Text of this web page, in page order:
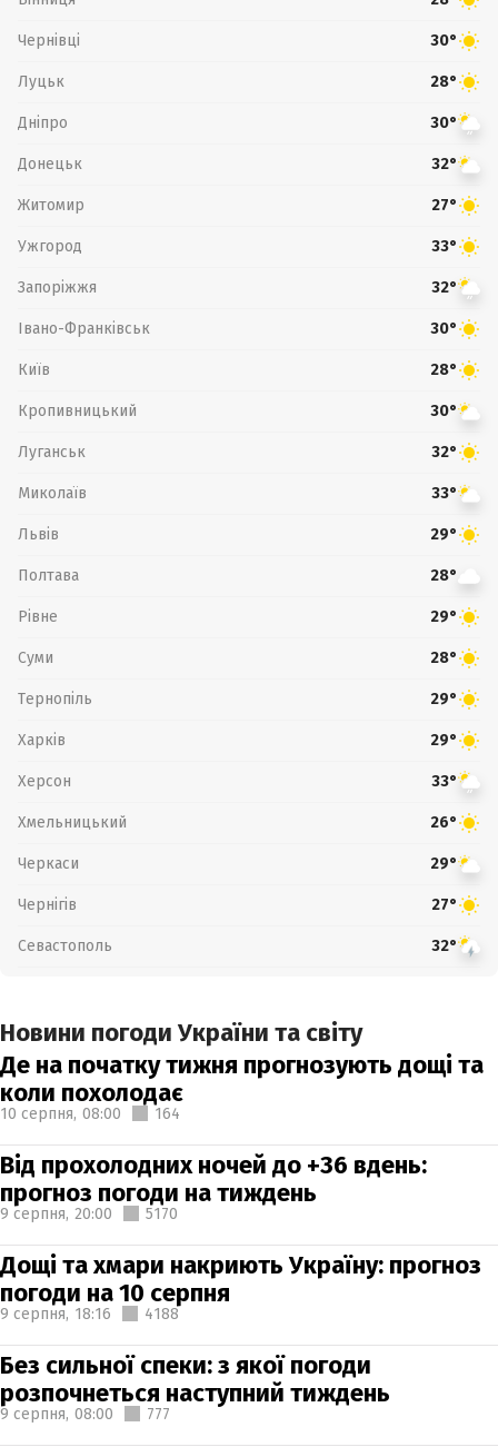
Чернівці 30°
Луцьк 28°
Дніпро 30°
Донецьк 32°
Житомир 27°
Ужгород 33°
Запоріжжя 32°
Івано-Франківськ 30°
Київ 28°
Кропивницький 30°
Луганськ 32°
Миколаїв 33°
Львів 29°
Полтава 28°
Рівне 29°
Суми 28°
Тернопіль 29°
Харків 29°
Херсон 33°
Хмельницький 26°
Черкаси 29°
Чернігів 27°
Севастополь 32°
Новини погоди України та світу
Де на початку тижня прогнозують дощі та
коли похолодає
10 серпня, 08:00 164
Від прохолодних ночей до +36 вдень:
прогноз погоди на тиждень
9 серпня, 20:00 5170
Дощі та хмари накриють Україну: прогноз
погоди на 10 серпня
9 серпня, 18:16 4188
Без сильної спеки: з якої погоди
розпочнеться наступний тиждень
9 серпня, 08:00 777